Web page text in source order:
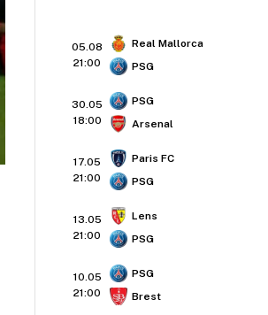
05.08
21:00
Real Mallorca
PSG
30.05
18:00
PSG
Arsenal
17.05
21:00
Paris FC
PSG
13.05
21:00
Lens
PSG
10.05
21:00
PSG
Brest